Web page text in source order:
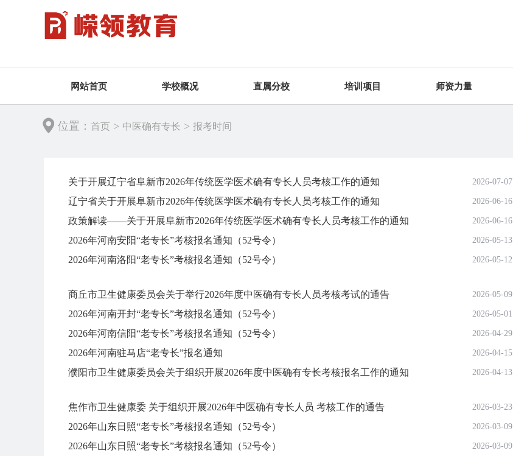
网站首页 学校概况 直属分校 培训项目 师资力量
位置： 首页 > 中医确有专长 > 报考时间
关于开展辽宁省阜新市2026年传统医学医术确有专长人员考核工作的通知 2026-07-07
辽宁省关于开展阜新市2026年传统医学医术确有专长人员考核工作的通知 2026-06-16
政策解读——关于开展阜新市2026年传统医学医术确有专长人员考核工作的通知 2026-06-16
2026年河南安阳“老专长”考核报名通知（52号令） 2026-05-13
2026年河南洛阳“老专长”考核报名通知（52号令） 2026-05-12
商丘市卫生健康委员会关于举行2026年度中医确有专长人员考核考试的通告 2026-05-09
2026年河南开封“老专长”考核报名通知（52号令） 2026-05-01
2026年河南信阳“老专长”考核报名通知（52号令） 2026-04-29
2026年河南驻马店“老专长”报名通知 2026-04-15
濮阳市卫生健康委员会关于组织开展2026年度中医确有专长考核报名工作的通知 2026-04-13
焦作市卫生健康委 关于组织开展2026年中医确有专长人员 考核工作的通告 2026-03-23
2026年山东日照“老专长”考核报名通知（52号令） 2026-03-09
2026年山东日照“老专长”考核报名通知（52号令） 2026-03-09